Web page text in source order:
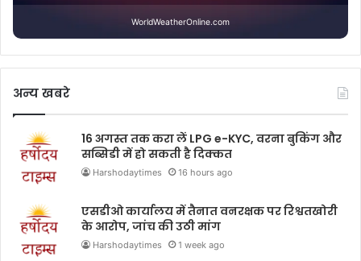
WorldWeatherOnline.com
अन्य खबरे
16 अगस्त तक करा लें LPG e-KYC, वरना बुकिंग और
सब्सिडी में हो सकती है दिक्कत
Harshodaytimes 16 hours ago
एसडीओ कार्यालय में तैनात वनरक्षक पर रिश्वतखोरी
के आरोप, जांच की उठी मांग
Harshodaytimes 1 week ago